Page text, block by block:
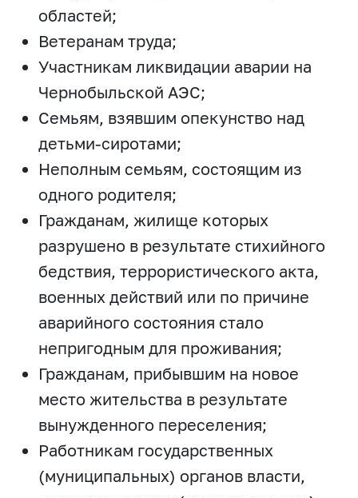
областей;
Ветеранам труда;
Участникам ликвидации аварии на
Чернобыльской АЭС;
Семьям, взявшим опекунство над
детьми-сиротами;
Неполным семьям, состоящим из
одного родителя;
Гражданам, жилище которых
разрушено в результате стихийного
бедствия, террористического акта,
военных действий или по причине
аварийного состояния стало
непригодным для проживания;
Гражданам, прибывшим на новое
место жительства в результате
вынужденного переселения;
Работникам государственных
(муниципальных) органов власти,